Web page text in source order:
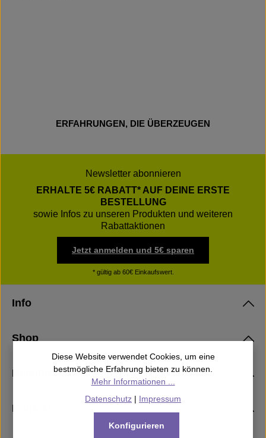
ERFAHRUNGEN, DIE ÜBERZEUGEN
Newsletter abonnieren
ERHALTE 5€ RABATT* AUF DEINE ERSTE
BESTELLUNG
sowie Infos zu unseren Produkten und weiteren
Rabattaktionen
Jetzt anmelden und 5€ sparen
* gültig ab 60€ Einkaufswert.
Info
Shop
Rechtliches
Kontakt
Diese Website verwendet Cookies, um eine
bestmögliche Erfahrung bieten zu können.
Mehr Informationen ...
Datenschutz | Impressum
Konfigurieren